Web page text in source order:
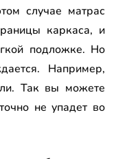
случае матрас
каркаса, и
подложке. Но
Например,
Так вы можете
не упадет во